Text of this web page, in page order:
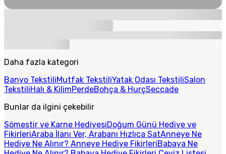
Daha fazla kategori
Banyo TekstiliMutfak TekstiliYatak Odası TekstiliSalon
TekstiliHalı & KilimPerdeBohça & HurçSeccade
Bunlar da ilgini çekebilir
Sömestir ve Karne HediyesiDoğum Günü Hediye ve
FikirleriAraba İlanı Ver, Arabanı Hızlıca SatAnneye Ne
Hediye Ne Alınır? Anneye Hediye FikirleriBabaya Ne